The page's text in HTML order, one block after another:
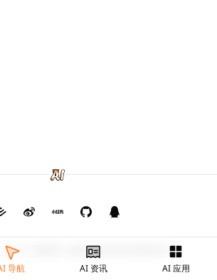
导航 AI 资讯 AI 应用
2026 渝ICP备2024026682号